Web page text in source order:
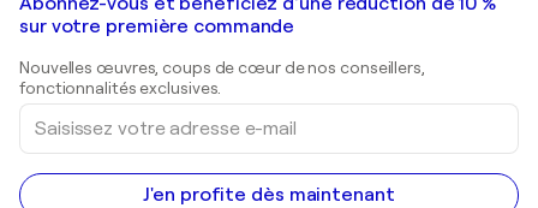
Shepard Fairey
Peintures de paysage
Estampes
Peintures acryliques
Galeries d'art en Belgique
sur votre première commande
Nouvelles œuvres, coups de cœur de nos conseillers,
fonctionnalités exclusives.
Saisissez
votre
adresse
e-
mail
J'en profite dès maintenant